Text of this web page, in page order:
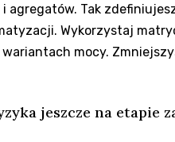
agregatów. Tak
Wykorzystaj
mocy.
jeszcze na etapie